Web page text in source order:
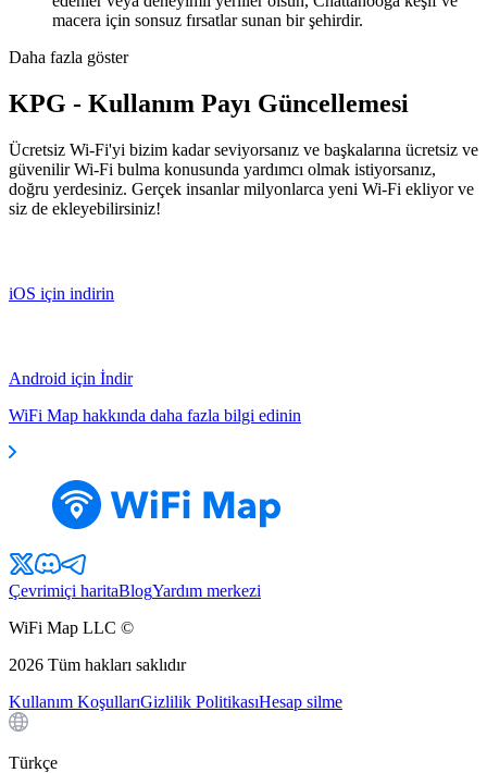
macera için sonsuz fırsatlar sunan bir şehirdir.
Daha fazla göster
KPG - Kullanım Payı Güncellemesi
Ücretsiz Wi-Fi'yi bizim kadar seviyorsanız ve başkalarına ücretsiz ve
güvenilir Wi-Fi bulma konusunda yardımcı olmak istiyorsanız,
doğru yerdesiniz. Gerçek insanlar milyonlarca yeni Wi-Fi ekliyor ve
siz de ekleyebilirsiniz!
iOS için indirin
Android için İndir
WiFi Map hakkında daha fazla bilgi edinin
Çevrimiçi haritaBlogYardım merkezi
WiFi Map LLC ©
2026 Tüm hakları saklıdır
Kullanım KoşullarıGizlilik PolitikasıHesap silme
Türkçe